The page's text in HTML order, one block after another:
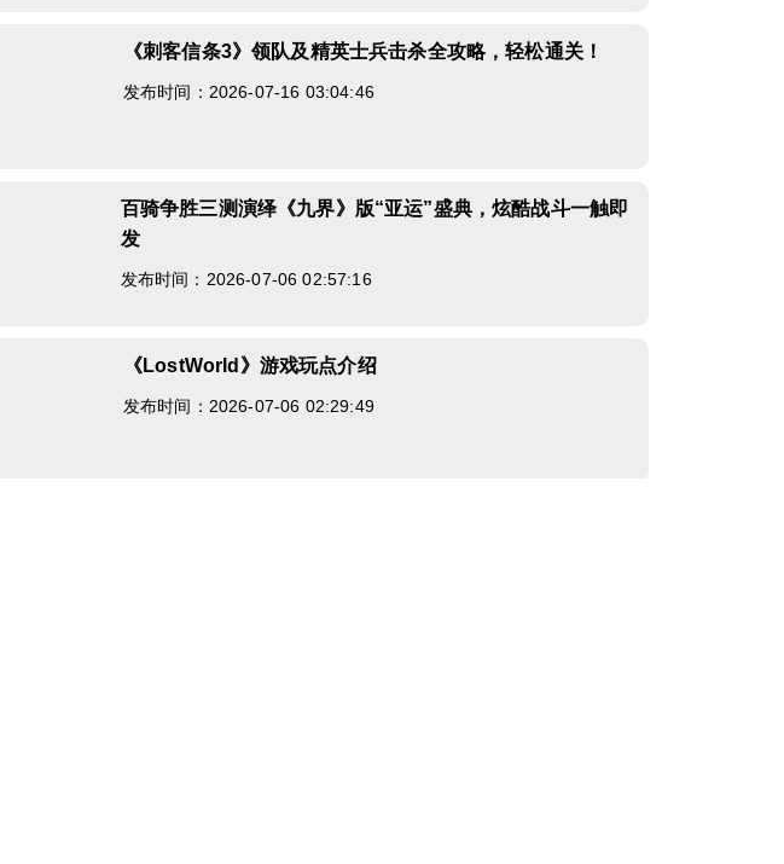
《刺客信条3》领队及精英士兵击杀全攻略，轻松通关！
发布时间：2026-07-16 03:04:46
百骑争胜三测演绎《九界》版“亚运”盛典，炫酷战斗一触即
发
发布时间：2026-07-06 02:57:16
《LostWorld》游戏玩点介绍
发布时间：2026-07-06 02:29:49